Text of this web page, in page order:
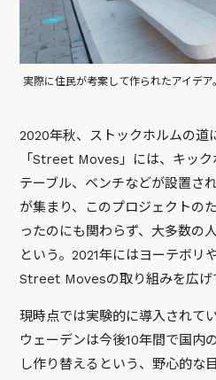
実際に住民が考案して作られたアイデ
2020年秋、ストックホルムの道
「Street Moves」には、キック
テーブル、ベンチなどが設置さ
が集まり、このプロジェクトの
ったのにも関わらず、大多数の
という。2021年にはヨーテボリ
Street Movesの取り組みを広げ
現時点では実験的に導入され
ウェーデンは今後10年間で国内
し作り替えるという、野心的な